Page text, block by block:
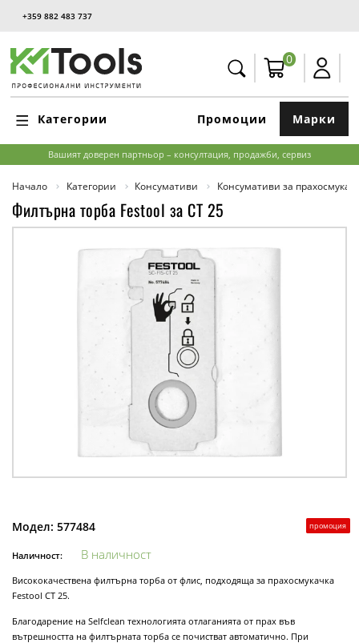
+359 882 483 737
0
Категории Марки
Промоции
Вашият доверен партньор – консултация, продажби, сервиз
Начало Категории Консумативи Консумативи за
Филтърна торба Festool за CT 25
промоция
Модел: 577484
Наличност: В наличност
Висококачествена филтърна торба от флис, подходяща за прахосмукачка
Festool CT 25.
Благодарение на Selfclean технологията отлаганията от прах във
вътрешността на филтърната торба се почистват автоматично. При